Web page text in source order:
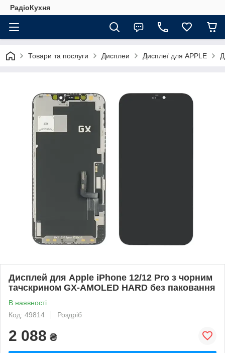
РадіоКухня
Товари та послуги Дисплеи Дисплеї для APPLE
Дисплей для Apple iPhone 12/12 Pro з чорним
тачскрином GX-AMOLED HARD без паковання
В наявності
Код: 49814
Роздріб
2 088 ₴